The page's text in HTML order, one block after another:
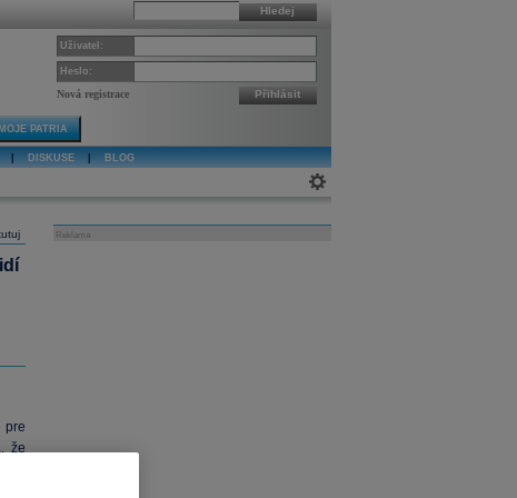
Hledej
Uživatel:
Heslo:
Nová registrace Přihlásit
PATRIA
DISKUSE BLOG
pre
že
Reklama